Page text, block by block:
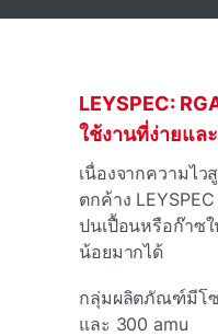
LEYSPEC:
ใช้งานที่ง่ายแล
เนื่องจากความไว
ตกค้าง
ปนเปื้อนหรือก๊าซ
น้อยมากได้
กลุ่มผลิตภัณฑ์มีโ
และ 300 amu